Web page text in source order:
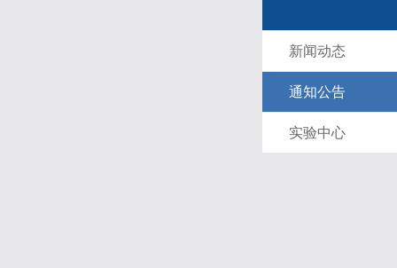
新闻动态
通知公告
实验中心